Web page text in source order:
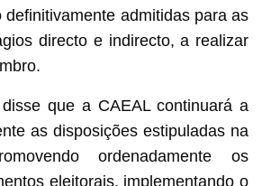
definitivamente admitidas para as
directo e indirecto, a realizar
que a CAEAL continuará a
as disposições estipuladas na
ordenadamente os
eleitorais, implementando o